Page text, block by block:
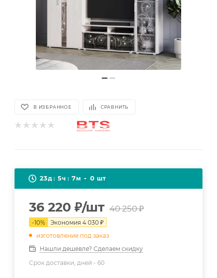
В ИЗБРАННОЕ СРАВНИТЬ
23д 5ч 7м 0 шт
36 220 ₽/шт 40 250₽
-10% Экономия 4 030 ₽
изготовление под заказ
Нашли дешевле? Сделаем скидку
Срок доставки, дней - 60